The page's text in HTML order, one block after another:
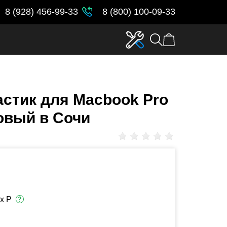
8 (928) 456-99-33 8 (800) 100-09-33
для Macbook Pro
в Сочи
Р